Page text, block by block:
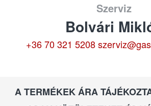
Szerviz
Bolvári
+36 70 321 5208
A TERMÉKEK ÁRA